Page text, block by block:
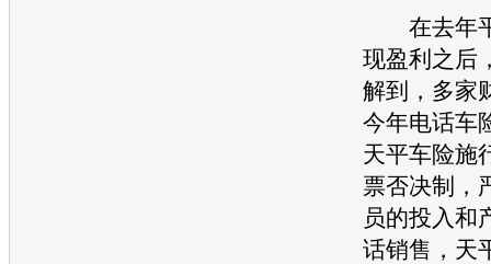
在去年平
现盈利之后
解到，多家
今年电话车
天平车险施
票否决制，
员的投入和
话销售，天